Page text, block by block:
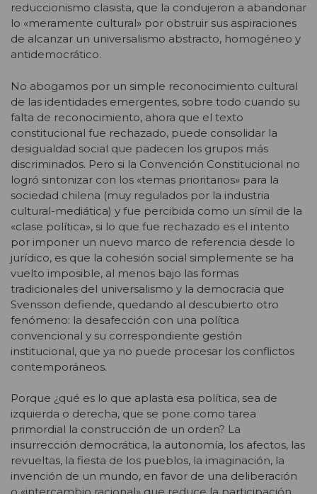
reduccionismo clasista, que la condujeron a abandonar
lo «meramente cultural» por obstruir sus aspiraciones
de alcanzar un universalismo abstracto, homogéneo y
antidemocrático.
No abogamos por un simple reconocimiento cultural
de las identidades emergentes, sobre todo cuando su
falta de reconocimiento, ahora que el texto
constitucional fue rechazado, puede consolidar la
desigualdad social que padecen los grupos más
discriminados. Pero si la Convención Constitucional no
logró sintonizar con los «temas prioritarios» para la
sociedad chilena (muy regulados por la industria
cultural-mediática) y fue percibida como un símil de la
«clase política», si lo que fue rechazado es el intento
por imponer un nuevo marco de referencia desde lo
jurídico, es que la cohesión social simplemente se ha
vuelto imposible, al menos bajo las formas
tradicionales del universalismo y la democracia que
Svensson defiende, quedando al descubierto otro
fenómeno: la desafección con una política
convencional y su correspondiente gestión
institucional, que ya no puede procesar los conflictos
contemporáneos.
Porque ¿qué es lo que aplasta esa política, sea de
izquierda o derecha, que se pone como tarea
primordial la construcción de un orden? La
insurrección democrática, la autonomía, los afectos, las
revueltas, la fiesta de los pueblos, la imaginación, la
invención de un mundo, en favor de una deliberación